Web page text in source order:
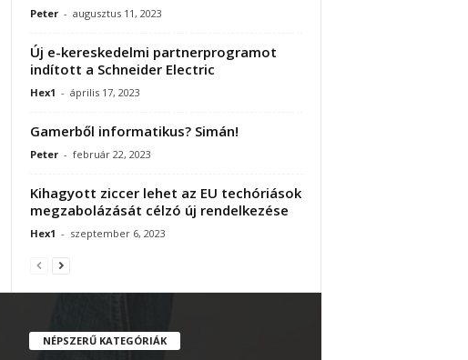
Peter - augusztus 11, 2023
Új e-kereskedelmi partnerprogramot
indított a Schneider Electric
Hex1 - április 17, 2023
Gamerből informatikus? Simán!
Peter - február 22, 2023
Kihagyott ziccer lehet az EU techóriások
megzabolázását célzó új rendelkezése
Hex1 - szeptember 6, 2023
NÉPSZERŰ KATEGÓRIÁK